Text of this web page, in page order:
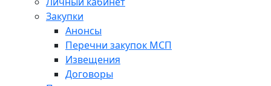
Закупки
Анонсы
Перечни закупок МСП
Извещения
Договоры